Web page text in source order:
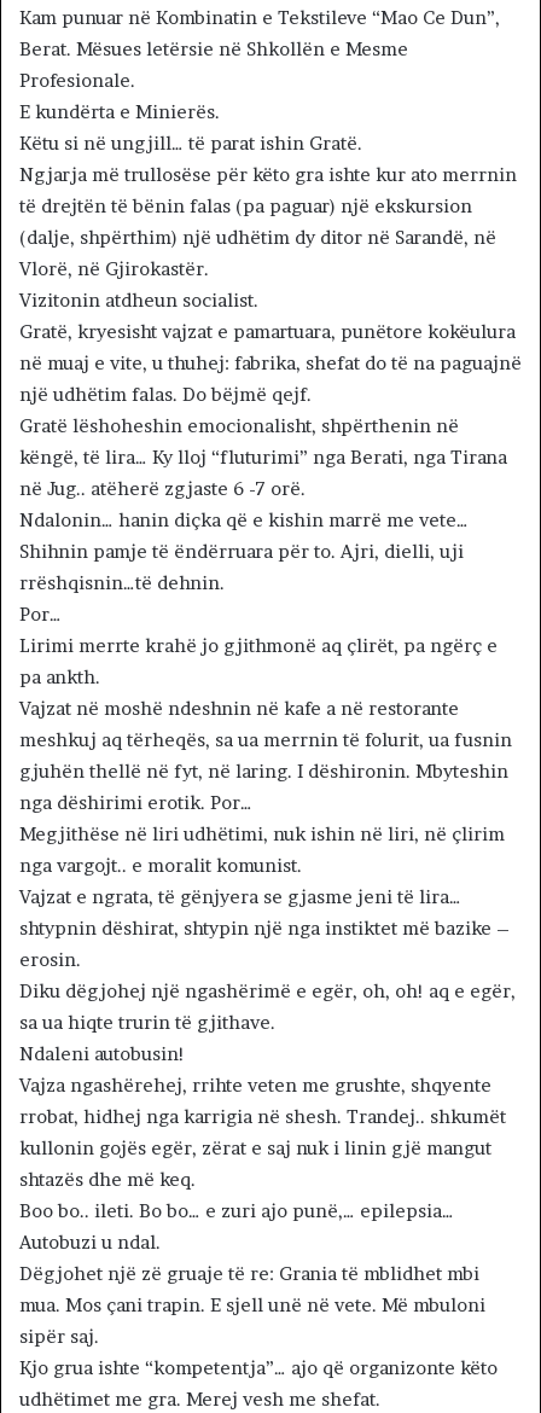
Kam punuar në Kombinatin e Tekstileve “Mao Ce Dun”,
Berat. Mësues letërsie në Shkollën e Mesme
Profesionale.
E kundërta e Minierës.
Këtu si në ungjill… të parat ishin Gratë.
Ngjarja më trullosëse për këto gra ishte kur ato merrnin
të drejtën të bënin falas (pa paguar) një ekskursion
(dalje, shpërthim) një udhëtim dy ditor në Sarandë, në
Vlorë, në Gjirokastër.
Vizitonin atdheun socialist.
Gratë, kryesisht vajzat e pamartuara, punëtore kokëulura
në muaj e vite, u thuhej: fabrika, shefat do të na paguajnë
një udhëtim falas. Do bëjmë qejf.
Gratë lëshoheshin emocionalisht, shpërthenin në
këngë, të lira… Ky lloj “fluturimi” nga Berati, nga Tirana
në Jug.. atëherë zgjaste 6 -7 orë.
Ndalonin… hanin diçka që e kishin marrë me vete…
Shihnin pamje të ëndërruara për to. Ajri, dielli, uji
rrëshqisnin…të dehnin.
Por…
Lirimi merrte krahë jo gjithmonë aq çlirët, pa ngërç e
pa ankth.
Vajzat në moshë ndeshnin në kafe a në restorante
meshkuj aq tërheqës, sa ua merrnin të folurit, ua fusnin
gjuhën thellë në fyt, në laring. I dëshironin. Mbyteshin
nga dëshirimi erotik. Por…
Megjithëse në liri udhëtimi, nuk ishin në liri, në çlirim
nga vargojt.. e moralit komunist.
Vajzat e ngrata, të gënjyera se gjasme jeni të lira…
shtypnin dëshirat, shtypin një nga instiktet më bazike –
erosin.
Diku dëgjohej një ngashërimë e egër, oh, oh! aq e egër,
sa ua hiqte trurin të gjithave.
Ndaleni autobusin!
Vajza ngashërehej, rrihte veten me grushte, shqyente
rrobat, hidhej nga karrigia në shesh. Trandej.. shkumët
kullonin gojës egër, zërat e saj nuk i linin gjë mangut
shtazës dhe më keq.
Boo bo.. ileti. Bo bo… e zuri ajo punë,… epilepsia…
Autobuzi u ndal.
Dëgjohet një zë gruaje të re: Grania të mblidhet mbi
mua. Mos çani trapin. E sjell unë në vete. Më mbuloni
sipër saj.
Kjo grua ishte “kompetentja”… ajo që organizonte këto
udhëtimet me gra. Merej vesh me shefat.